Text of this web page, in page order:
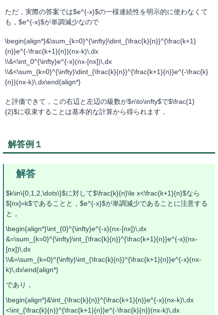
ただ，実際の答案では$e^{-x}$の一様連続性を明示的に使わなくて
も，$e^{-x}$が単調減少なので
\begin{align*}&\sum_{k=0}^{\infty}\dint_{\frac{k}{n}}^{\frac{k+1}
{n}}e^{-\frac{k+1}{n}}(nx-k)\,dx
\\&<\int_0^{\infty}e^{-x}(nx-[nx])\,dx
\\&<\sum_{k=0}^{\infty}\dint_{\frac{k}{n}}^{\frac{k+1}{n}}e^{-\frac{k}
{n}}(nx-k)\,dx\end{align*}
と評価できて，この右辺と左辺の級数が$n\to\infty$で$\frac{1}
{2}$に収束することは基本的な計算から得られます．
解答例１
$k\in\{0,1,2,\dots\}$に対して$\frac{k}{n}\le x<\frac{k+1}{n}$なら
$[nx]=k$であることと，$e^{-x}$が単調減少であることに注意する
と，
\begin{align*}\int_{0}^{\infty}e^{-x}(nx-[nx])\,dx
&=\sum_{k=0}^{\infty}\int_{\frac{k}{n}}^{\frac{k+1}{n}}e^{-x}(nx-
[nx])\,dx
\\&=\sum_{k=0}^{\infty}\int_{\frac{k}{n}}^{\frac{k+1}{n}}e^{-x}(nx-
k)\,dx\end{align*}
であり，
\begin{align*}&\int_{\frac{k}{n}}^{\frac{k+1}{n}}e^{-x}(nx-k)\,dx
<\int_{\frac{k}{n}}^{\frac{k+1}{n}}e^{-\frac{k}{n}}(nx-k)\,dx